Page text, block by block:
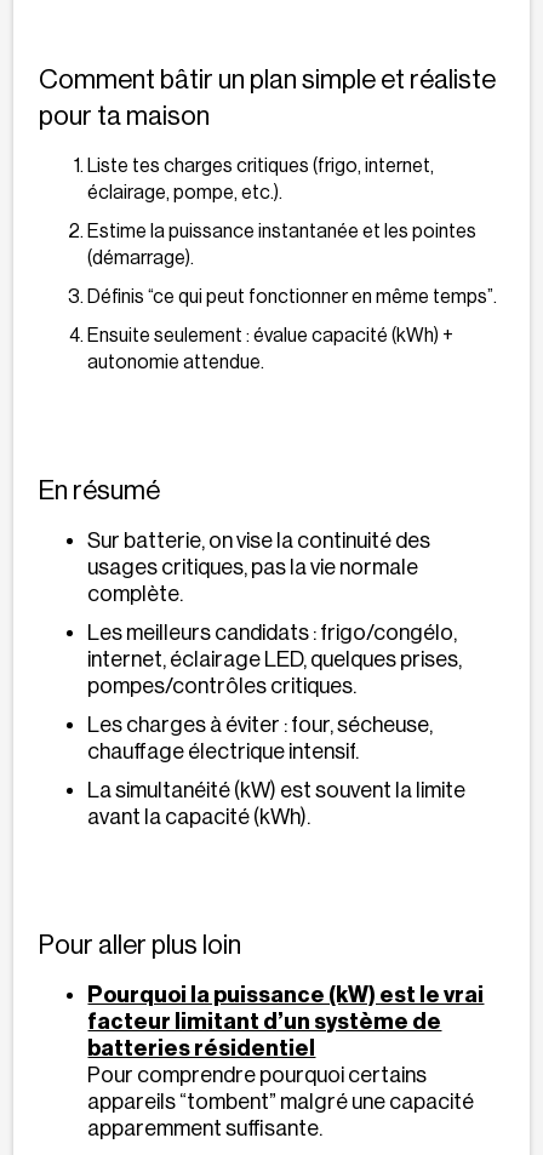
Comment bâtir un plan simple et réaliste
pour ta maison
Liste tes charges critiques (frigo, internet,
éclairage, pompe, etc.).
Estime la puissance instantanée et les pointes
(démarrage).
Définis “ce qui peut fonctionner en même temps”.
Ensuite seulement : évalue capacité (kWh) +
autonomie attendue.
En résumé
Sur batterie, on vise la continuité des
usages critiques, pas la vie normale
complète.
Les meilleurs candidats : frigo/congélo,
internet, éclairage LED, quelques prises,
pompes/contrôles critiques.
Les charges à éviter : four, sécheuse,
chauffage électrique intensif.
La simultanéité (kW) est souvent la limite
avant la capacité (kWh).
Pour aller plus loin
Pourquoi la puissance (kW) est le vrai
facteur limitant d’un système de
batteries résidentiel
Pour comprendre pourquoi certains
appareils “tombent” malgré une capacité
apparemment suffisante.